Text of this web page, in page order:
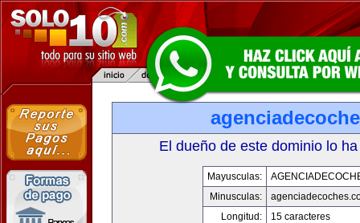
El dueño de este dominio lo
Mayusculas:
Minusculas:
Longitud:
15 caracteres